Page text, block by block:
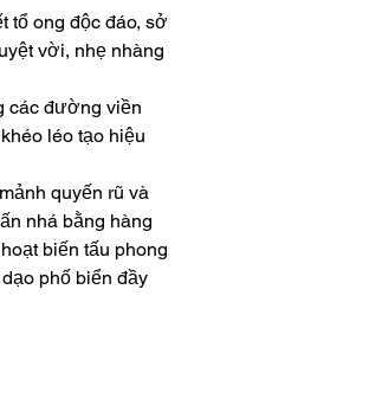
tổ ong độc đáo, sở
vời, nhẹ nhàng
các đường viền
léo tạo hiệu
quyến rũ và
nhá bằng hàng
biến tấu phong
phố biển đầy